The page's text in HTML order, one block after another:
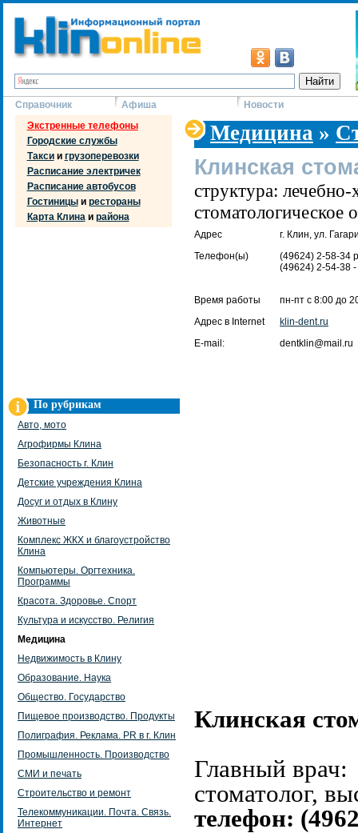
Справочник Афиша
Новости
Экстренные телефоны
Городские службы
Таксии грузоперевозки
Расписание электричек
Расписание автобусов
Гостиницыи рестораны
Карта Клинаи района
По рубрикам
Авто, мото
Агрофирмы Клина
Безопасность г. Клин
Детские учреждения Клина
Досуг и отдых в Клину
Животные
Комплекс ЖКХ и благоустройство
Клина
Компьютеры. Оргтехника.
Программы
Красота. Здоровье. Спорт
Культура и искусство. Религия
Медицина
Недвижимость в Клину
Образование. Наука
Общество. Государство
Пищевое производство. Продукты
Полиграфия. Реклама. PR в г. Клин
Промышленность. Производство
СМИ и печать
Строительство и ремонт
Телекоммуникации. Почта. Связь.
Интернет
Медицина »
Клинская
структура: лечебно-
стоматологическое
Адрес
г. Клин, ул.
Телефон(ы)
(49624) 2-58-34
(49624) 2-54-38
Время работы
пн-пт с 8:00 до
Адрес в Internet
klin-dent.ru
E-mail:
dentklin@mail.ru
Клинская
Главный
стоматолог,
телефон: